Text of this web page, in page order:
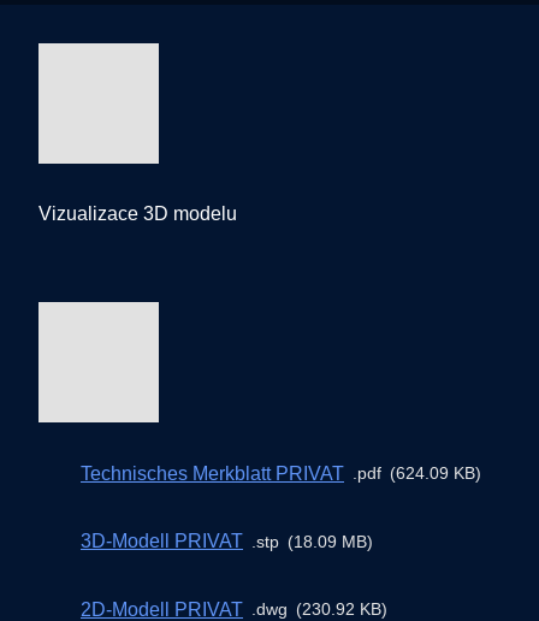
Vizualizace 3D modelu
Technisches Merkblatt PRIVAT pdf 624.09 KB
3D-Modell PRIVAT stp 18.09 MB
2D-Modell PRIVAT dwg 230.92 KB